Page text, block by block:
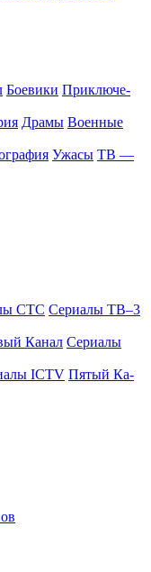
Бое­ви­ки При­клю­че­
Дра­мы Во­ен­ные
Ужа­сы ТВ —
СТС Се­риа­лы ТВ–3
Ка­нал Се­риа­лы
ICTV Пя­тый Ка­